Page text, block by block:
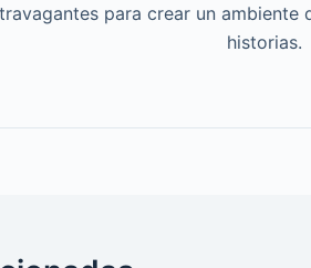
para crear un
historias.